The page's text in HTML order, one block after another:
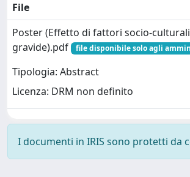
File
Poster (Effetto di fattori socio-
gravide).pdf
file disponibile solo agli
Tipologia: Abstract
Licenza: DRM non definito
I documenti in IRIS sono protetti da